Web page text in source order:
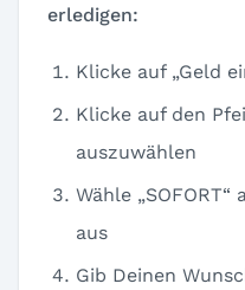
erledigen:
Klicke auf „Geld
Klicke auf den
auszuwählen
Wähle
aus
Gib Deinen